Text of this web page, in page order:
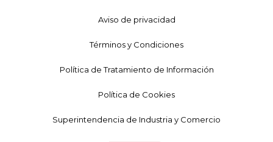
Aviso de privacidad
Términos y Condiciones
Política de Tratamiento de Información
Política de Cookies
Superintendencia de Industria y Comercio